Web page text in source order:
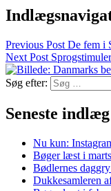
Previous Post De fem i
Next Post
Søg efter:
Seneste indlæg
Nu kun:
Bøger læst i
Bødlernes
Dukkesamleren